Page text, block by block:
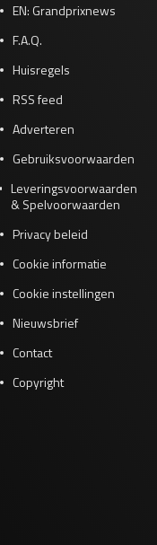
EN: Grandprixnews
F.A.Q.
Huisregels
RSS feed
Adverteren
Gebruiksvoorwaarden
Leveringsvoorwaarden
& Spelvoorwaarden
Privacy beleid
Cookie informatie
Cookie instellingen
Nieuwsbrief
Contact
Copyright